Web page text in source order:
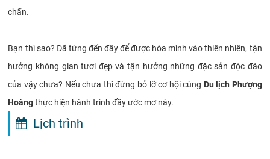
chấn.
Bạn thì sao? Đã từng đến đây để được hòa mình vào thiên nhiên, tận
hưởng không gian tươi đẹp và tận hưởng những đặc sản độc đáo
của vậy chưa? Nếu chưa thì đừng bỏ lỡ cơ hội cùng Du lịch Phượng
Hoàngthực hiện hành trình đầy ước mơ này.
Lịch trình